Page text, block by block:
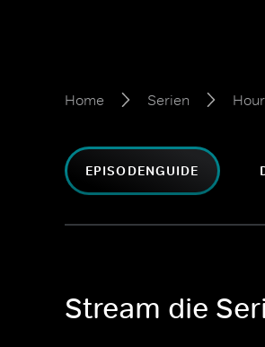
Home Serien
EPISODENGUIDE
Stream die